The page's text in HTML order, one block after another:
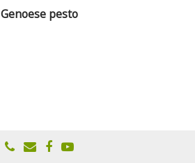
Genoese pesto